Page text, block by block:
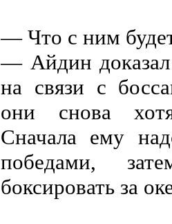
— Что с ним
— Айдин
на связи с
они снова
Сначала ему
победами,
боксировать за